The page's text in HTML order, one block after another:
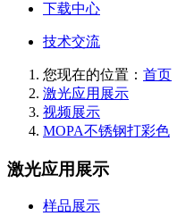
下载中心
技术交流
您现在的位置： 首页
激光应用展示
视频展示
MOPA不锈钢打彩色
激光应用展示
样品展示